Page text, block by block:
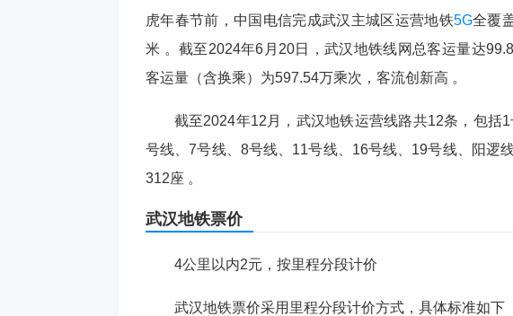
虎年春节前，中国电信完成武汉主城区运营地铁5G全覆
米 。截至2024年6月20日，武汉地铁线网总客运量达
客运量（含换乘）为597.54万乘次，客流创新高 。
截至2024年12月，武汉地铁运营线路共12条，包括
号线、7号线、8号线、11号线、16号线、19号线、阳逻
312座 。
武汉地铁票价
4公里以内2元，按里程分段计价
武汉地铁票价采用‌里程分段计价方式‌，具体标准如下